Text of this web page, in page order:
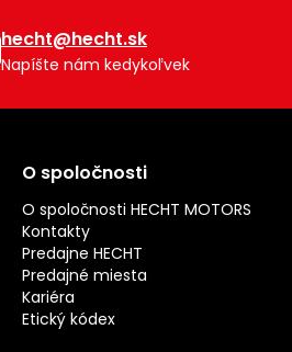
hecht@hecht.sk
Napíšte nám kedykoľvek
O spoločnosti
O spoločnosti HECHT MOTORS
Kontakty
Predajne HECHT
Predajné miesta
Kariéra
Etický kódex